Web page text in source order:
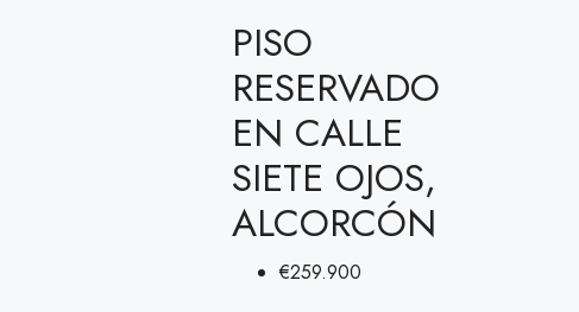
PISO
RESERVADO
EN CALLE
SIETE OJOS,
ALCORCÓN
€259.900